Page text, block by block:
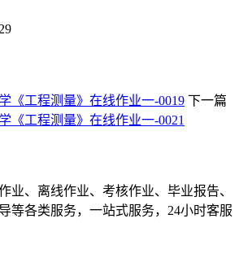
《工程测量》在线作业一-0019 下一篇
《工程测量》在线作业一-0021
业、离线作业、考核作业、毕业报告、
等各类服务，一站式服务，24小时客服